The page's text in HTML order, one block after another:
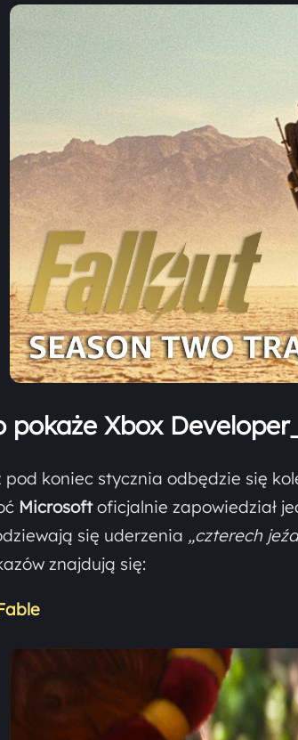
pokaże Xbox
pod koniec stycznia odbędzie się
Microsoftoficjalnie zapowiedział
się uderzenia „czterech
znajdują się: